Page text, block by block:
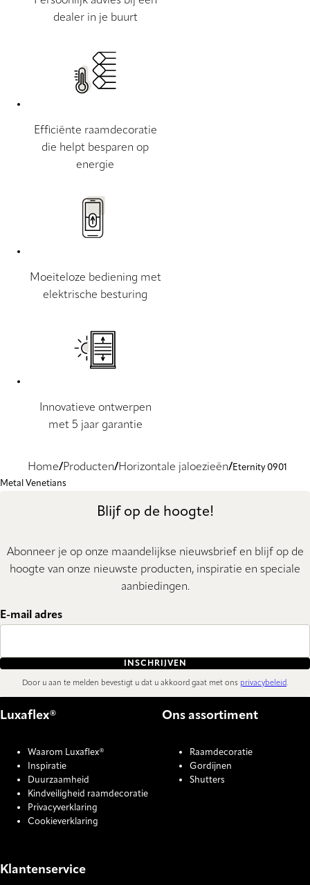
dealer in je buurt
Efficiënte raamdecoratie
die helpt besparen op
energie
Moeiteloze bediening met
elektrische besturing
Innovatieve ontwerpen
met 5 jaar garantie
Home Producten Horizontale jaloezieën
Eternity 0901
Metal Venetians
Blijf op de hoogte!
Abonneer je op onze maandelijkse nieuwsbrief en blijf op de
hoogte van onze nieuwste producten, inspiratie en speciale
aanbiedingen.
E-mail adres
INSCHRIJVEN
Door u aan te melden bevestigt u dat u akkoord gaat met ons privacybeleid.
Luxaflex®
Waarom Luxaflex®
Inspiratie
Duurzaamheid
Kindveiligheid raamdecoratie
Privacyverklaring
Cookieverklaring
Ons assortiment
Raamdecoratie
Gordijnen
Shutters
Klantenservice